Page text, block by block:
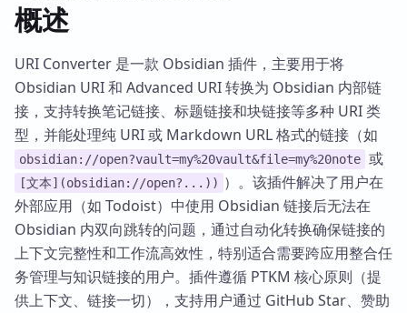
概述
URI Converter 是一款 Obsidian 插件，主要用于将
Obsidian URI 和 Advanced URI 转换为 Obsidian 内部链
接，支持转换笔记链接、标题链接和块链接等多种 URI 类
型，并能处理纯 URI 或 Markdown URL 格式的链接（如
obsidian://open?vault=my%20vault&file=my%20note 或
[文本](obsidian://open?...)) ）。该插件解决了用户在
外部应用（如 Todoist）中使用 Obsidian 链接后无法在
Obsidian 内双向跳转的问题，通过自动化转换确保链接的
上下文完整性和工作流高效性，特别适合需要跨应用整合任
务管理与知识链接的用户。插件遵循 PTKM 核心原则（提
供上下文、链接一切），支持用户通过 GitHub Star、赞助